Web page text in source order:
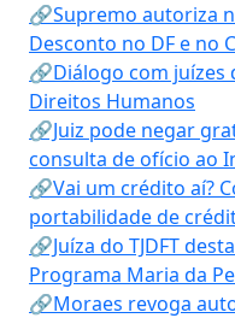
🔗Supremo autoriza
Desconto no DF e no
🔗Diálogo com juízes
Direitos Humanos
🔗Juiz pode negar
consulta de ofício ao
🔗Vai um crédito aí?
portabilidade de
🔗Juíza do TJDFT
Programa Maria da
🔗Moraes revoga